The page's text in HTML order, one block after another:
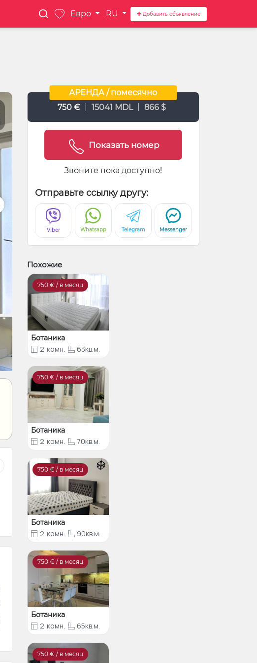
Евро RU Добавить объявление
АРЕНДА / помесячно
750 €
15041 MDL 866 $
Показать номер
Звоните пока доступно!
Отправьте ссылку другу:
Viber Whatsapp Telegram Messenger
Похожие
750 € / в месяц
Ботаника
2 комн. 63кв.м.
750 € / в месяц
Ботаника
2 комн. 70кв.м.
750 € / в месяц
Ботаника
2 комн. 90кв.м.
750 € / в месяц
Ботаника
2 комн. 65кв.м.
750 € / в месяц